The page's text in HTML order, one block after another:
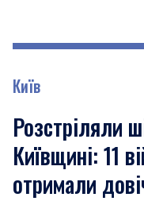
Київ
Розстріляли
Київщині: 11
отримали